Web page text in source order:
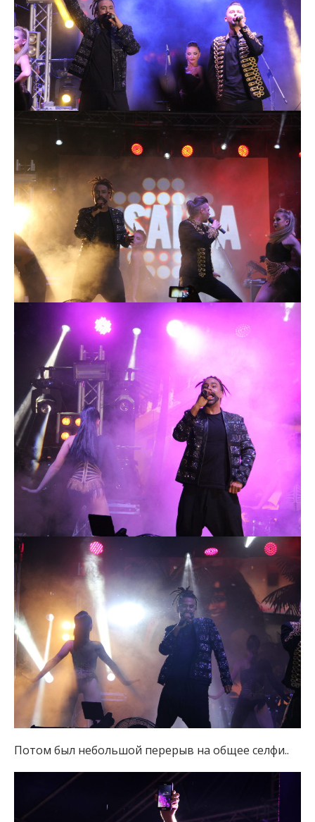
Потом был небольшой перерыв на общее селфи..